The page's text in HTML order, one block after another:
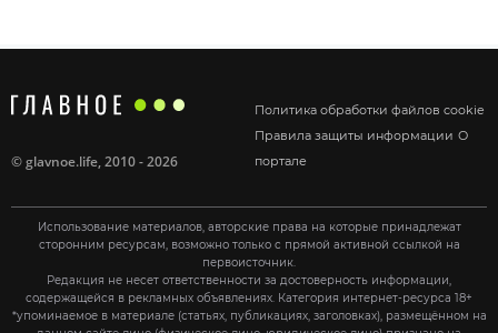
Политика обработки файлов cookie
Правила защиты информации О
портале
©glavnoe.life, 2010 - 2026
Использование материалов, авторские права на которые принадлежат
сторонним ресурсам, возможно только с прямой активной ссылкой на
первоисточник.
Редакция не несет ответственности за достоверность информации,
содержащейся в рекламных объявлениях. Категория интернет-ресурса 18+
*упоминаемое в материале (статьях, публикациях, заголовках), размещённом на